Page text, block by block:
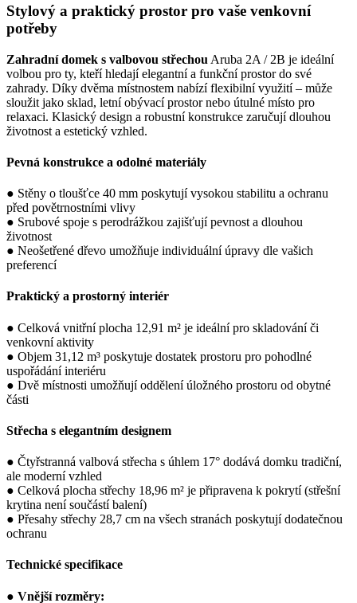
Stylový a praktický prostor pro vaše venkovní
potřeby
Zahradní domek s valbovou střechou Aruba 2A / 2B je ideální
volbou pro ty, kteří hledají elegantní a funkční prostor do své
zahrady. Díky dvěma místnostem nabízí flexibilní využití – může
sloužit jako sklad, letní obývací prostor nebo útulné místo pro
relaxaci. Klasický design a robustní konstrukce zaručují dlouhou
životnost a estetický vzhled.
Pevná konstrukce a odolné materiály
● Stěny o tloušťce 40 mm poskytují vysokou stabilitu a ochranu
před povětrnostními vlivy
● Srubové spoje s perodrážkou zajišťují pevnost a dlouhou
životnost
● Neošetřené dřevo umožňuje individuální úpravy dle vašich
preferencí
Praktický a prostorný interiér
● Celková vnitřní plocha 12,91 m² je ideální pro skladování či
venkovní aktivity
● Objem 31,12 m³ poskytuje dostatek prostoru pro pohodlné
uspořádání interiéru
● Dvě místnosti umožňují oddělení úložného prostoru od obytné
části
Střecha s elegantním designem
● Čtyřstranná valbová střecha s úhlem 17° dodává domku tradiční,
ale moderní vzhled
● Celková plocha střechy 18,96 m² je připravena k pokrytí (střešní
krytina není součástí balení)
● Přesahy střechy 28,7 cm na všech stranách poskytují dodatečnou
ochranu
Technické specifikace
● Vnější rozměry: